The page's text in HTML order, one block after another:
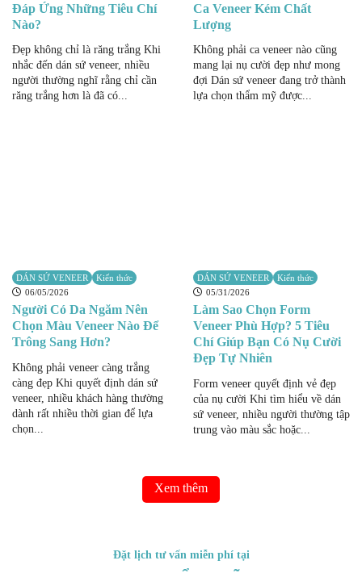
Đáp Ứng Những Tiêu Chí
Nào?
Đẹp không chỉ là răng trắng Khi
nhắc đến dán sứ veneer, nhiều
người thường nghĩ rằng chỉ cần
răng trắng hơn là đã có...
Ca Veneer Kém Chất
Lượng
Không phải ca veneer nào cũng
mang lại nụ cười đẹp như mong
đợi Dán sứ veneer đang trở thành
lựa chọn thẩm mỹ được...
DÁN SỨ VENEER
Kiến thức
06/05/2026
Người Có Da Ngăm Nên
Chọn Màu Veneer Nào Để
Trông Sang Hơn?
Không phải veneer càng trắng
càng đẹp Khi quyết định dán sứ
veneer, nhiều khách hàng thường
dành rất nhiều thời gian để lựa
chọn...
DÁN SỨ VENEER
Kiến thức
05/31/2026
Làm Sao Chọn Form
Veneer Phù Hợp? 5 Tiêu
Chí Giúp Bạn Có Nụ Cười
Đẹp Tự Nhiên
Form veneer quyết định vẻ đẹp
của nụ cười Khi tìm hiểu về dán
sứ veneer, nhiều người thường tập
trung vào màu sắc hoặc...
Xem thêm
Đặt lịch tư vấn miễn phí tại